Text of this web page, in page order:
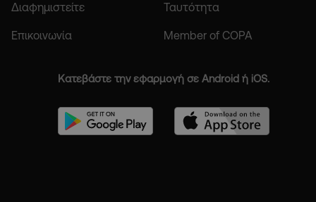
Διαφημιστείτε Ταυτότητα
Επικοινωνία Member of COPA
Κατεβάστε την εφαρμογή σε Android ή iOS.